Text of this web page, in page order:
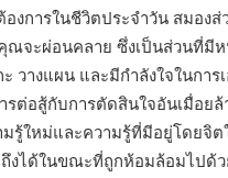
งการในชีวิตประจำวัน สมองส่
ณจะผ่อนคลาย ซึ่งเป็นส่วนที่มี
วางแผน และมีกำลังใจในการ
รต่อสู้กับการตัดสินใจอันเมื่อย
มรู้ใหม่และความรู้ที่มีอยู่โดยจิ
ถึงได้ในขณะที่ถูกห้อมล้อมไปด้